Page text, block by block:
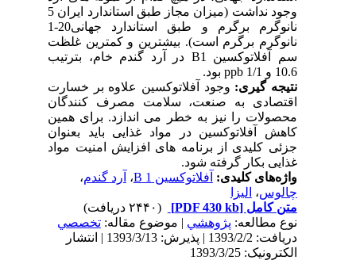
وجود نداشت (میزان مجاز طبق استاندارد ایران 5
نانوگرم برگرم و طبق استاندارد جهانی20-1
نانوگرم برگرم است). بیشترین و کمترین غلظت
سم آفلاتوکسین B1 در آرد گندم خام، بترتیب
نتیجه گیری:وجود آفلاتوکسین علاوه بر خسارت
اقتصادی به صنعت، سلامت مصرف کنندگان
محصولات را نیز به خطر می اندازد. برای همین
کاهش آفلاتوکسین در مواد غذایی باید بعنوان
جزئی کلیدی از برنامه های افزایش امنیت مواد
غذایی بکار گرفته شود.
واژه‌های کلیدی:آفلاتوکسین 1 B ،آرد گندم،
الیزا
[PDF 430 kb]
(۲۴۴۰ دریافت)
نوع مطالعه:پژوهشي| موضوع مقاله:تخصصي
دریافت: 1393/2/2 | پذیرش: 1393/3/13 | انتشار
الکترونیک: 1393/3/25